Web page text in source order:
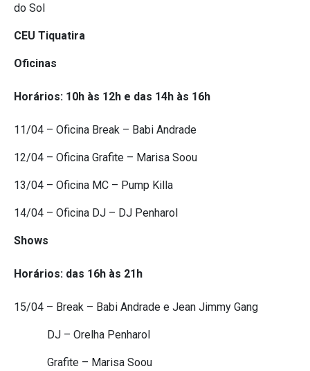
do Sol
CEU Tiquatira
Oficinas
Horários: 10h às 12h e das 14h às 16h
11/04 – Oficina Break – Babi Andrade
12/04 – Oficina Grafite – Marisa Soou
13/04 – Oficina MC – Pump Killa
14/04 – Oficina DJ – DJ Penharol
Shows
Horários: das 16h às 21h
15/04 – Break – Babi Andrade e Jean Jimmy Gang
DJ – Orelha Penharol
Grafite – Marisa Soou